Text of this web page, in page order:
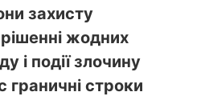
захисту
жодних
і події злочину
граничні строки